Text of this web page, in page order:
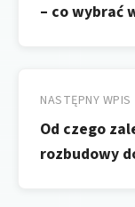
– co wybrać
NASTĘPNY WPIS
Od czego
rozbudowy